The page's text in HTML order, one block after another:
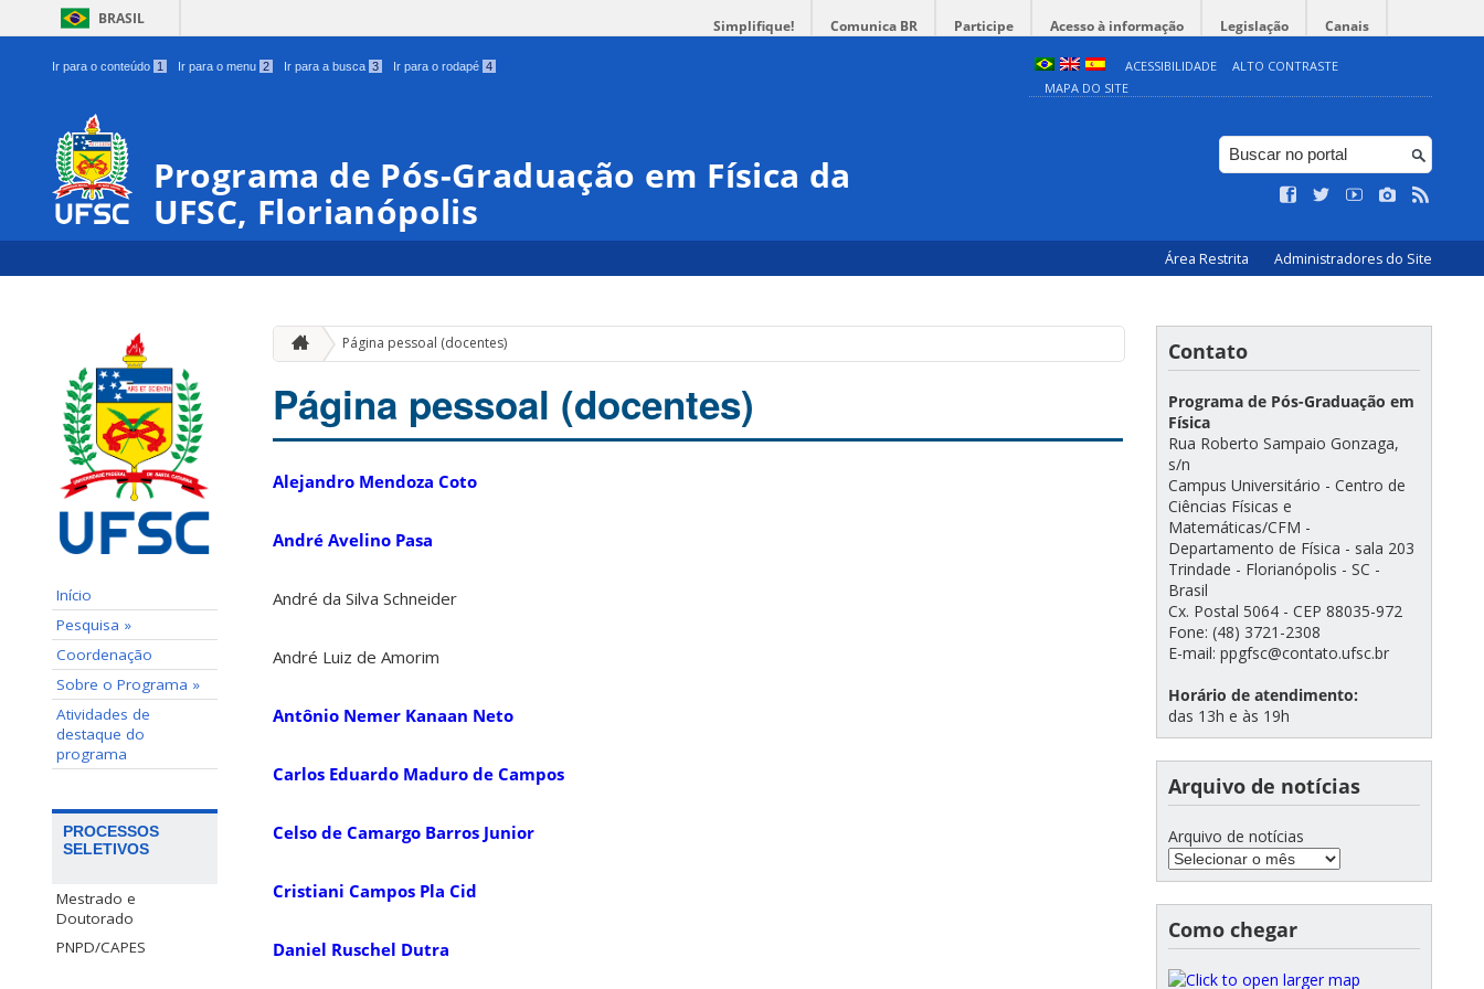
BRASIL Simplifique! Comunica BR Participe Acesso à informação Legislação Canais
Ir para o conteúdo 1 Ir para o menu 2 Ir para a busca 3 Ir para o rodapé 4 ACESSIBILIDADE
ALTO CONTRASTE
MAPA DO SITE
Programa de Pós-Graduação em Física da
UFSC, Florianópolis
Área Restrita Administradores do Site
Início
Pesquisa »
Coordenação
Sobre o Programa »
Atividades de
destaque do
programa
PROCESSOS
SELETIVOS
Mestrado e
Doutorado
PNPD/CAPES
Página pessoal (docentes)
Página pessoal (docentes)
Alejandro Mendoza Coto
André Avelino Pasa
André da Silva Schneider
André Luiz de Amorim
Antônio Nemer Kanaan Neto
Carlos Eduardo Maduro de Campos
Celso de Camargo Barros Junior
Cristiani Campos Pla Cid
Daniel Ruschel Dutra
Contato
Programa de Pós-Graduação em
Física
Rua Roberto Sampaio Gonzaga,
s/n
Campus Universitário - Centro de
Ciências Físicas e
Matemáticas/CFM -
Departamento de Física - sala 203
Trindade - Florianópolis - SC -
Brasil
Cx. Postal 5064 - CEP 88035-972
Fone: (48) 3721-2308
E-mail: ppgfsc@contato.ufsc.br
Horário de atendimento:
das 13h e às 19h
Arquivo de notícias
Arquivo de notícias
Como chegar